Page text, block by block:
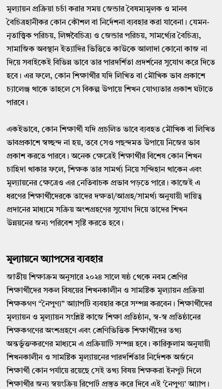
মূল্যায়ন প্রক্রিয়া চর্চা করার সময় জেন্ডার বৈষম্যমূলক ও মানব
বৈচিত্রহানীকর কোন কৌশল বা নির্দেশনা ব্যবহার করা যাবেনা। যেমন-
নৃতাত্ত্বিক পরিচয়, লিঙ্গবৈচিত্র্য ও জেন্ডার পরিচয়, সামর্থ্যের বৈচিত্র্য,
সামাজিক অবস্থান ইত্যাদির ভিত্তিতে কাউকে আলাদা কোনো কাজ না
দিয়ে সবাইকেই বিভিন্ন ভাবে তার পারদর্শিতা প্রদর্শনের সুযোগ করে দিতে
হবে। এর ফলে, কোন শিক্ষার্থীর যদি লিখিত বা মৌখিক ভাব প্রকাশে
চ্যালেঞ্জ থাকে তাহলে সে বিকল্প উপায়ে শিখন যোগ্যতার প্রকাশ ঘটাতে
পারবে।
একইভাবে, কোন শিক্ষার্থী যদি প্রচলিত ভাবে ব্যবহত মৌখিক বা লিখিত
ভাবপ্রকাশে স্বচ্ছন্দ না হয়, তবে সেও পছন্দমত উপায়ে নিজের ভাব
প্রকাশ করতে পারবে। অনেক ক্ষেত্রেই শিক্ষার্থীর বিশেষ কোন শিখন
চাহিদা থাকার ফলে, শিক্ষক তার সামর্থ্য নিয়ে সন্দিহান থাকেন এবং
মূল্যায়নের ক্ষেত্রেও এর নেতিবাচক প্রভাব পড়তে পারে। কাজেই এ
ধরণের শিক্ষার্থীদেরকে তাদের দক্ষতা/আগ্রহ/সামর্থ্য অনুযায়ী দায়িত্ব
প্রদানের মাধ্যমে সক্রিয় অংশগ্রহণের সুযোগ দিয়ে তাদের শিখন
উন্নয়নের জন্য পরিবেশ সৃষ্টি করতে হবে।
মূল্যায়নে অ্যাপসের ব্যবহার
জাতীয় শিক্ষাক্রম অনুসারে ২০২৪ সালে ষষ্ঠ থেকে নবম শ্রেণির
শিক্ষার্থীদের সকল বিষয়ের শিখনকালীন ও সামষ্টিক মূল্যায়ন প্রক্রিয়া
শিক্ষকগণ “নৈপুণ্য” আ্যাপটি ব্যবহার করে সম্পন্ন করবেন। শিক্ষার্থীদের
মূল্যায়ন ও মূল্যায়ন সংশ্লিষ্ট কাজে শিক্ষা প্রতিষ্ঠান, স্ব-স্ব প্রতিষ্ঠানের
শিক্ষকগণের অংশগ্রহণে এবং শ্রেণিভিত্তিক শিক্ষার্থীদের তথ্য
অন্তর্ভুক্তকরণের মাধ্যমে এ প্রক্রিয়াটি সম্পন্ন হবে। কারিকুলাম অনুযায়ী
শিখনকালীন ও সামষ্টিক মূল্যায়নের পারদর্শিতার নির্দেশক অর্জনে
শিক্ষার্থী কোন পর্যায়ে রয়েছে সেই তথ্য বিষয় শিক্ষকরা ইনপুট দিলে
শিক্ষার্থীর জন্য স্বয়ংক্রিয় রিপোর্ট প্রস্তুত করে দিবে এই ‘নৈপুণ্য’ আ্যাপ।